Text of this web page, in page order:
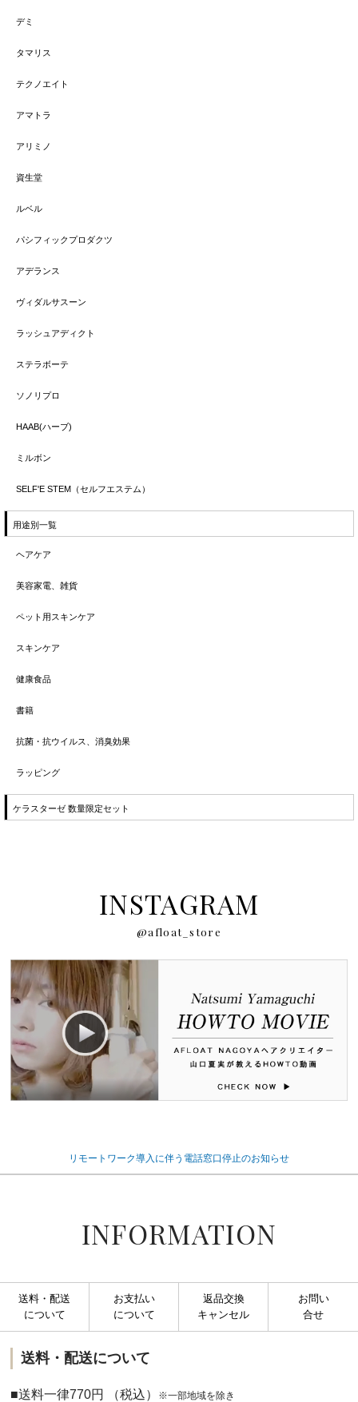
デミ
タマリス
テクノエイト
アマトラ
アリミノ
資生堂
ルベル
パシフィックプロダクツ
アデランス
ヴィダルサスーン
ラッシュアディクト
ステラボーテ
ソノリプロ
HAAB(ハーブ)
ミルボン
SELF'E STEM（セルフエステム）
用途別一覧
ヘアケア
美容家電、雑貨
ペット用スキンケア
スキンケア
健康食品
書籍
抗菌・抗ウイルス、消臭効果
ラッピング
ケラスターゼ 数量限定セット
INSTAGRAM
@afloat_store
リモートワーク導入に伴う電話窓口停止のお知らせ
INFORMATION
送料・配送
について
お支払い
について
返品交換
キャンセル
お問い
合せ
送料・配送について
■送料一律770円 （税込）
※一部地域を除き